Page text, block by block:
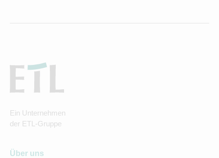
Ein Unternehmen
der ETL-Gruppe
Über uns